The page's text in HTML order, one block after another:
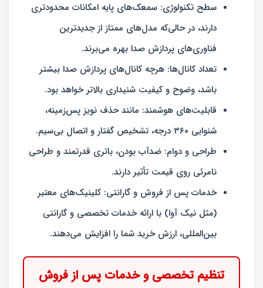
سطح تکنولوژی: سمعک‌های پایه امکانات محدودتری
دارند، در حالی‌که مدل‌های ممتاز از جدیدترین
فناوری‌های پردازش صدا بهره می‌برند.
تعداد کانال‌ها: هرچه کانال‌های پردازش صدا بیشتر
باشد، وضوح و کیفیت شنیداری بالاتر خواهد بود.
قابلیت‌های هوشمند: مانند حذف نویز پس‌زمینه،
شنوایی ۳۶۰ درجه، تشخیص گفتار و اتصال بی‌سیم.
طراحی و دوام: ضدآب بودن، باتری قدرتمند و طراحی
نامرئی روی قیمت تأثیر دارند.
خدمات پس از فروش و گارانتی: کلینیک‌های معتبر
(مثل نیک آوا) با ارائه خدمات تخصصی و گارانتی
بین‌المللی، ارزش خرید شما را افزایش می‌دهند.
تنظیم تخصصی و خدمات پس از فروش